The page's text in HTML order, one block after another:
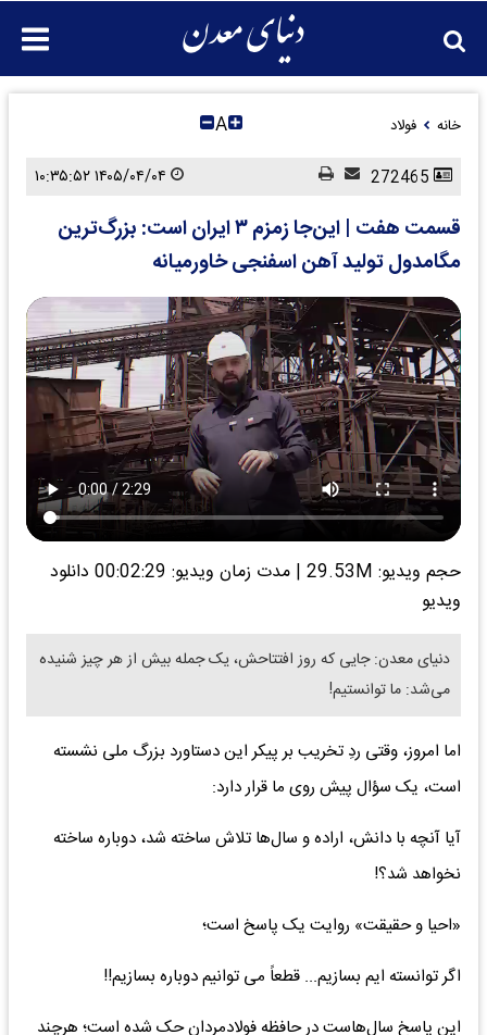
خانه فولاد A
قسمت هفت | این‌جا زمزم ۳ ایران است: بزرگ‌ترین
مگامدول تولید آهن اسفنجی خاورمیانه
حجم ویدیو: 29.53M | مدت زمان ویدیو: 00:02:29
دانلود
ویدیو
دنیای معدن: جایی که روز افتتاحش، یک جمله بیش از هر چیز شنیده
می‌شد: ما توانستیم!
اما امروز، وقتی ردِ تخریب بر پیکر این دستاورد بزرگ ملی نشسته
است، یک سؤال پیش روی ما قرار دارد:
آیا آنچه با دانش، اراده و سال‌ها تلاش ساخته شد، دوباره ساخته
نخواهد شد؟!
«احیا و حقیقت» روایت یک پاسخ است؛
اگر توانسته ایم بسازیم... قطعاً می توانیم دوباره بسازیم!!
این پاسخ سال‌هاست در حافظه فولادمردان حک شده است؛ هرچند